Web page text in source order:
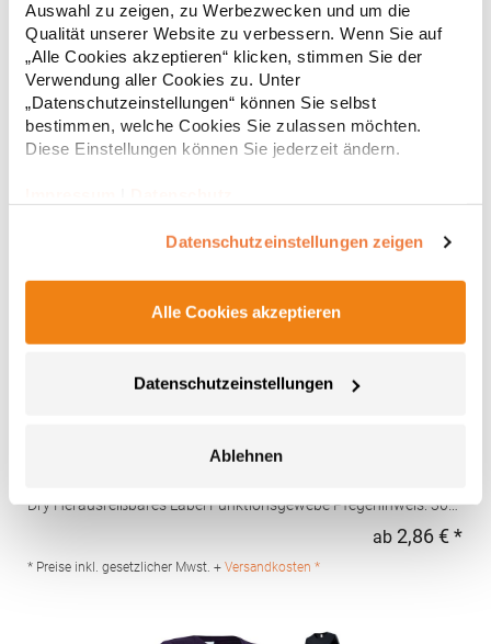
Auswahl zu zeigen, zu Werbezwecken und um die
Qualität unserer Website zu verbessern. Wenn Sie auf
„Alle Cookies akzeptieren“ klicken, stimmen Sie der
Verwendung aller Cookies zu. Unter
„Datenschutzeinstellungen“ können Sie selbst
bestimmen, welche Cookies Sie zulassen möchten.
Diese Einstellungen können Sie jederzeit ändern.
Datenschutzeinstellungen zeigen
Alle Cookies akzeptieren
Datenschutzeinstellungen
Ablehnen
Schmaler, modischer Kragen Enzym- und
silikongewaschenGrammatur: 220
g/m²Materialzusammensetzung: 100% BaumwolleAngaben zur
Produktsicherheit: Herst.-Nr.: 580Hersteller: Tee Jays A/S Lansen
16 9230 Svenstrup J Dänemark E-Mail: info@teejays.dk
ab14,33 € *
* Preise inkl. gesetzlicher Mwst. + Versandkosten *
RY0408 Roly BAHRAIN Damen Sport T-Shirt kurzarm
Damen Funktions T-Shirt im Waffle Interlock, kurzarm mit
Dry Herausreißbares Label Funktionsgewebe Pfegehinweis: 30
g/m²Materialzusammensetzung: 100% PolyesterAngaben zur
Produktsicherheit: Herst.-Nr.: CA0408 Hersteller: GORFACTORY
ab 2,86 € *
* Preise inkl. gesetzlicher Mwst. + Versandkosten *